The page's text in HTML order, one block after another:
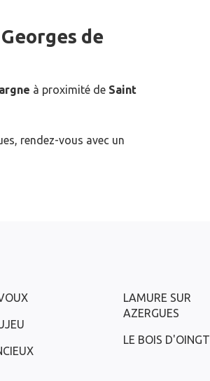
de
à proximité de Saint
rendez-vous avec un
LAMURE SUR
AZERGUES
LE BOIS D'OINGT